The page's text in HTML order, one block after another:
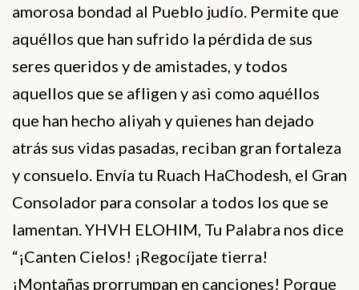
amorosa bondad al Pueblo judío. Permite que
aquéllos que han sufrido la pérdida de sus
seres queridos y de amistades, y todos
aquellos que se afligen y asi como aquéllos
que han hecho aliyah y quienes han dejado
atrás sus vidas pasadas, reciban gran fortaleza
y consuelo. Envía tu Ruach HaChodesh, el Gran
Consolador para consolar a todos los que se
lamentan. YHVH ELOHIM, Tu Palabra nos dice
“¡Canten Cielos! ¡Regocíjate tierra!
¡Montañas prorrumpan en canciones! Porque